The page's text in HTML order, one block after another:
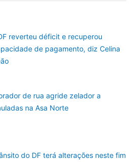
reverteu déficit e recuperou
de pagamento, diz Celina
de rua agride zelador a
na Asa Norte
do DF terá alterações neste fim